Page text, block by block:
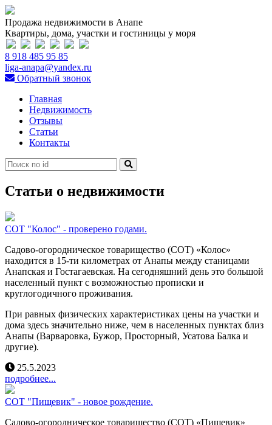
Продажа недвижимости в Анапе
Квартиры, дома, участки и гостиницы у моря
8 918 485 95 85
liga-anapa@yandex.ru
Обратный звонок
Главная
Недвижимость
Отзывы
Статьи
Контакты
Статьи о недвижимости
СОТ "Колос" - проверено годами.
Садово-огородническое товарищество (СОТ) «Колос»
находится в 15-ти километрах от Анапы между станицами
Анапская и Гостагаевская. На сегодняшний день это большой
населенный пункт с возможностью прописки и
круглогодичного проживания.
При равных физических характеристиках цены на участки и
дома здесь значительно ниже, чем в населенных пунктах близ
Анапы (Варваровка, Бужор, Просторный, Усатова Балка и
другие).
25.5.2023
подробнее...
СОТ "Пищевик" - новое рождение.
Садово-огородническое товарищество (СОТ) «Пищевик»